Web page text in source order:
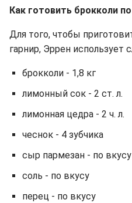
Как готовить брокколи
Для того, чтобы
гарнир, Эррен
брокколи - 1,8 кг
лимонный сок - 2 ст. л.
лимонная цедра - 2 ч. л.
чеснок - 4 зубчика
сыр пармезан - по вкусу
соль - по вкусу
перец - по вкусу